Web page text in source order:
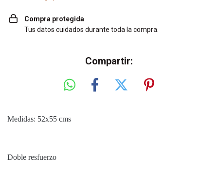
Compra protegida
Tus datos cuidados durante toda la compra.
Compartir:
Medidas: 52x55 cms
Doble resfuerzo